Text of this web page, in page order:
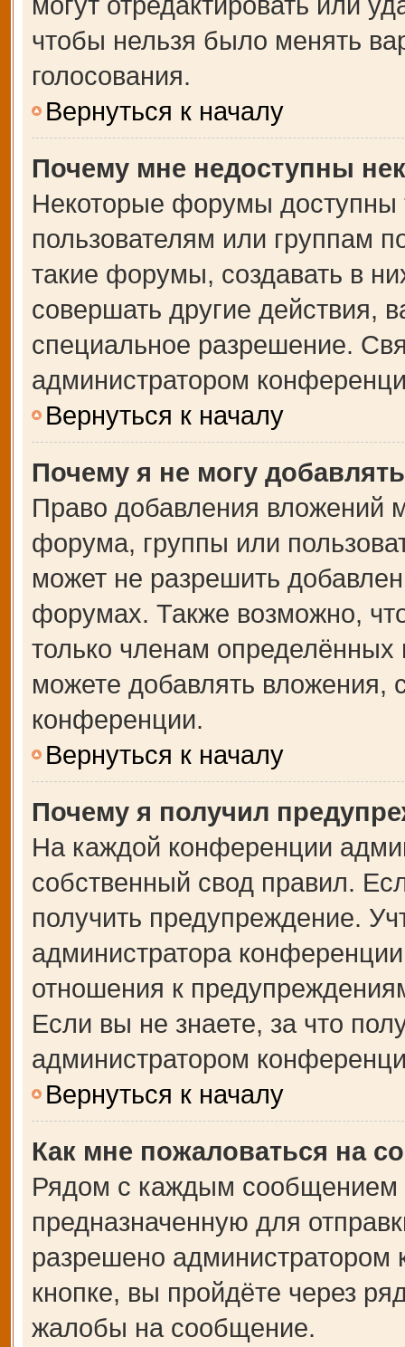
чтобы нельзя было менять
голосования.
Вернуться к началу
Почему мне недоступны
Некоторые форумы доступны
пользователям или группам
такие форумы, создавать в
совершать другие действия,
специальное разрешение.
администратором
Вернуться к началу
Почему я не могу
Право добавления вложений
форума, группы или
может не разрешить
форумах. Также возможно,
только членам
можете добавлять вложения,
конференции.
Вернуться к началу
Почему я получил
На каждой конференции
собственный свод правил.
получить предупреждение.
администратора
отношения к
Если вы не знаете, за что
администратором
Вернуться к началу
Как мне пожаловаться на
Рядом с каждым сообщением
предназначенную для
разрешено
кнопке, вы пройдёте через
жалобы на сообщение.